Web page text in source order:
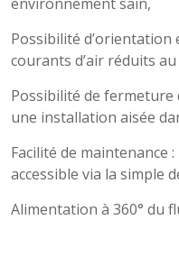
Possibilité d’orientation
courants d’air réduits
Possibilité de fermeture
une installation aisée
Facilité de maintenance
accessible via la simple
Alimentation à 360° du